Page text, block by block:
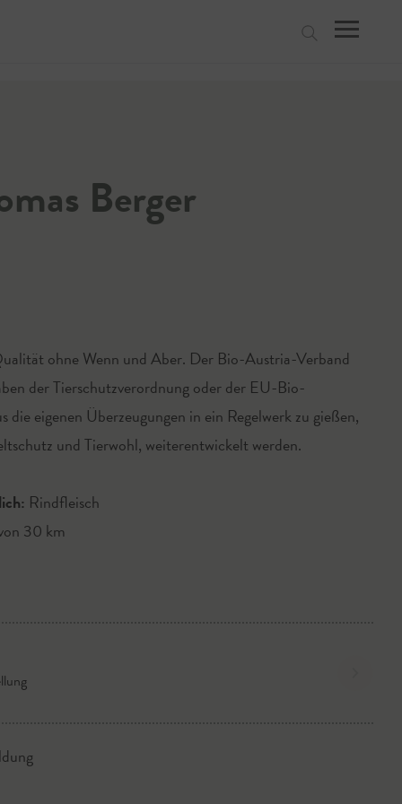
Berger
ohne Wenn und Aber. Der Bio-Austria-Verband
der Tierschutzverordnung oder der EU-Bio-
eigenen Überzeugungen in ein Regelwerk zu gießen,
und Tierwohl, weiterentwickelt werden.
Rindfleisch
30 km